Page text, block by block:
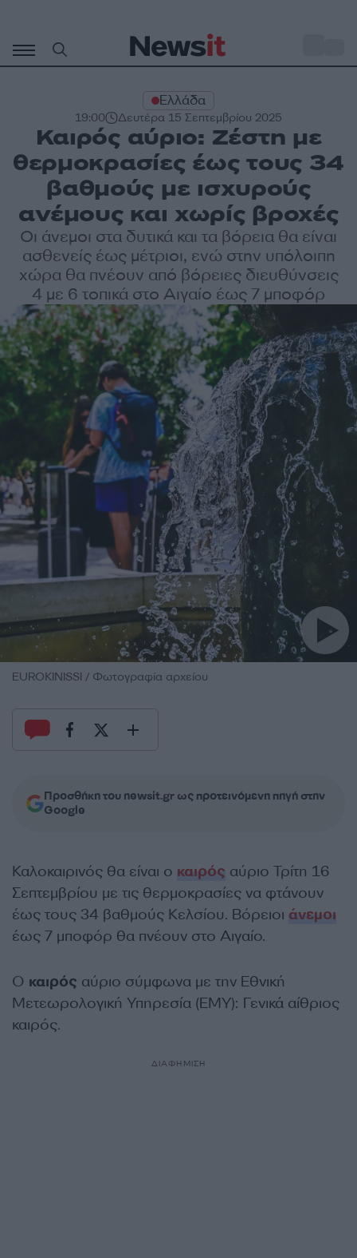
περιεχόμενο
Ελλάδα
19:00 Δευτέρα 15 Σεπτεμβρίου 2025
Καιρός αύριο: Ζέστη με
θερμοκρασίες έως τους 34
βαθμούς με ισχυρούς
ανέμους και χωρίς βροχές
Οι άνεμοι στα δυτικά και τα βόρεια θα είναι
ασθενείς έως μέτριοι, ενώ στην υπόλοιπη
χώρα θα πνέουν από βόρειες διευθύνσεις
4 με 6 τοπικά στο Αιγαίο έως 7 μποφόρ
EUROKINISSI / Φωτογραφία αρχείου
Προσθήκη του newsit.gr ως προτεινόμενη πηγή στην
Google
Καλοκαιρινός θα είναι ο καιρός αύριο Τρίτη 16
Σεπτεμβρίου με τις θερμοκρασίες να φτάνουν
έως τους 34 βαθμούς Κελσίου. Βόρειοι άνεμοι
έως 7 μποφόρ θα πνέουν στο Αιγαίο.
Ο καιρός αύριο σύμφωνα με την Εθνική
Μετεωρολογική Υπηρεσία (ΕΜΥ): Γενικά αίθριος
καιρός.
ΔΙΑΦΗΜΙΣΗ